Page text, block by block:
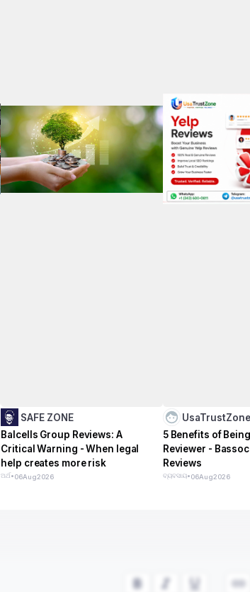
SAFE ZONE
Balcells Group Reviews: A
Critical Warning - When legal
help creates more risk
ଅର୍ଥ•06Aug2026
5 Benefits of
Reviewer -
Reviews
ବ୍ୟବସାୟ•06Aug2026